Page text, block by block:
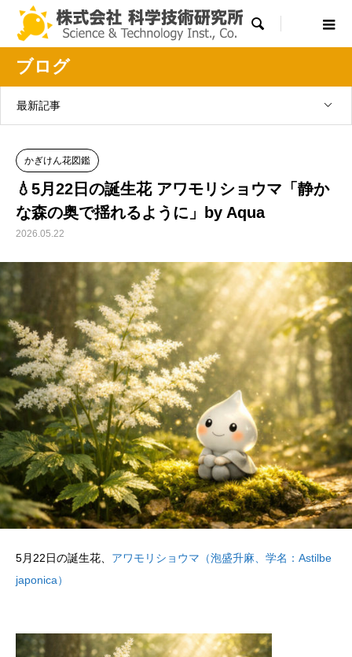

ブログ
最新記事
かぎけん花図鑑
💧5月22日の誕生花 アワモリショウマ「静か
な森の奥で揺れるように」by Aqua
2026.05.22
5月22日の誕生花、 アワモリショウマ（泡盛升麻、学名：Astilbe
japonica）